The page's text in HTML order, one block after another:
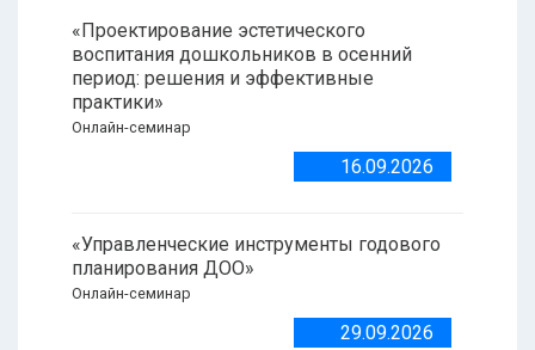
«Проектирование эстетического
воспитания дошкольников в осенний
период: решения и эффективные
практики»
Онлайн-семинар
16.09.2026
«Управленческие инструменты годового
планирования ДОО»
Онлайн-семинар
29.09.2026